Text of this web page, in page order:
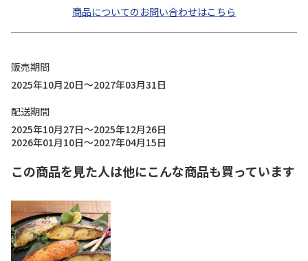
商品についてのお問い合わせはこちら
販売期間
2025年10月20日～2027年03月31日
配送期間
2025年10月27日～2025年12月26日
2026年01月10日～2027年04月15日
この商品を見た人は他にこんな商品も買っています